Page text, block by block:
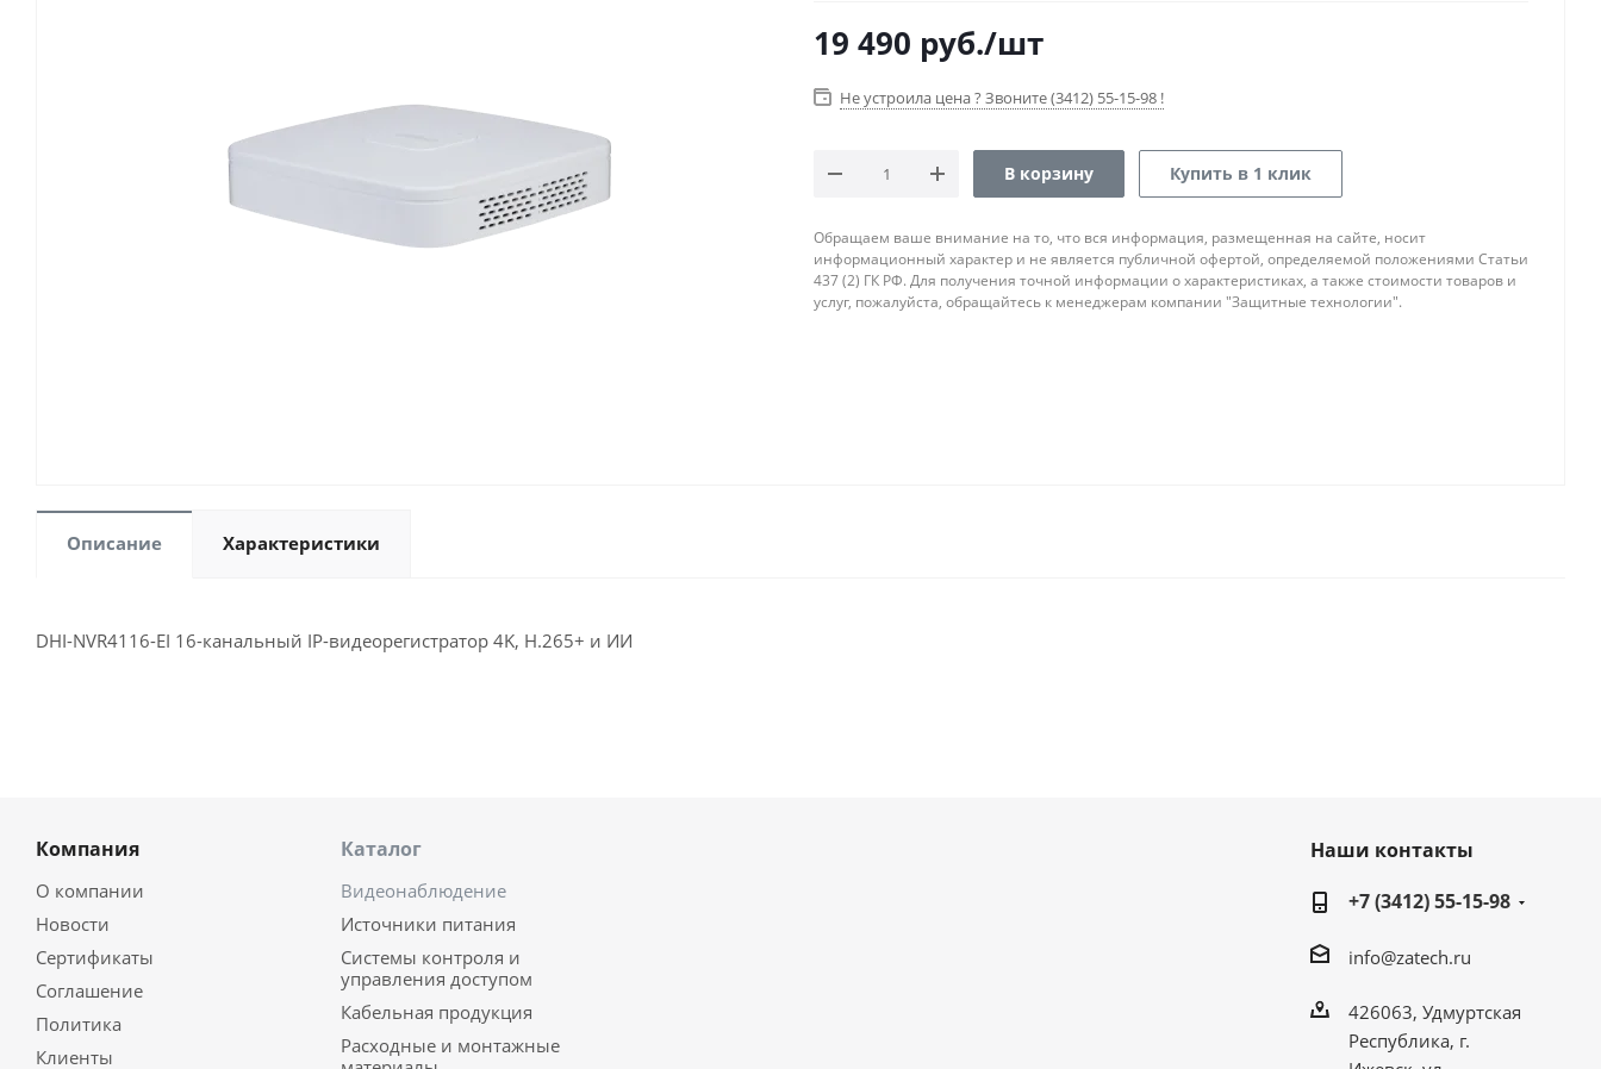
19 490 руб./шт
Не устроила цена ? Звоните (3412) 55-15-98 !
В корзину Купить в 1 клик
Обращаем ваше внимание на то, что вся информация, размещенная на сайте, носит
информационный характер и не является публичной офертой, определяемой положениями Статьи
437 (2) ГК РФ. Для получения точной информации о характеристиках, а также стоимости товаров и
услуг, пожалуйста, обращайтесь к менеджерам компании "Защитные технологии".
Описание Характеристики
DHI-NVR4116-EI 16-канальный IP-видеорегистратор 4K, H.265+ и ИИ
Компания
О компании
Новости
Сертификаты
Соглашение
Политика
Клиенты
Каталог
Видеонаблюдение
Источники питания
Системы контроля и
управления доступом
Кабельная продукция
Расходные и монтажные
Наши контакты
+7 (3412) 55-15-98
info@zatech.ru
426063, Удмуртская
Республика, г.